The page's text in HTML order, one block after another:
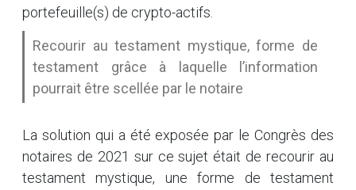
portefeuille(s) de crypto-actifs.
Recourir au testament mystique, forme de
testament grâce à laquelle l’information
pourrait être scellée par le notaire
La solution qui a été exposée par le Congrès des
notaires de 2021 sur ce sujet était de recourir au
testament mystique, une forme de testament